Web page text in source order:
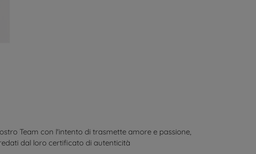
Team con l'intento di trasmette amore e passione,
dal loro certificato di autenticità